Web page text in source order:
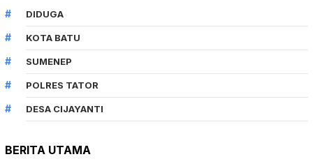
DIDUGA
KOTA BATU
SUMENEP
POLRES TATOR
DESA CIJAYANTI
BERITA UTAMA